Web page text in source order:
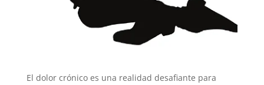
El dolor crónico es una realidad desafiante para